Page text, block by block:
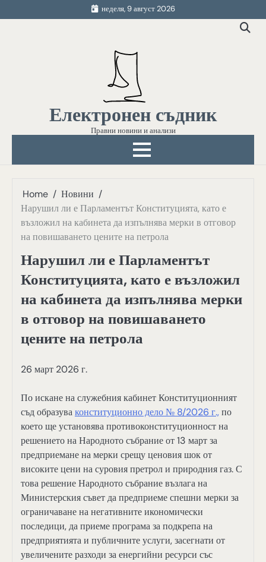
to
неделя, 9 август 2026
Електронен съдник
Правни новини и анализи
Home
Новини
Нарушил ли е Парламентът Конституцията, като е
възложил на кабинета да изпълнява мерки в отговор
на повишаването цените на петрола
Нарушил ли е Парламентът
Конституцията, като е възложил
на кабинета да изпълнява мерки
в отговор на повишаването
цените на петрола
26 март 2026 г.
По искане на служебния кабинет Конституционният
съд образуваконституционно дело № 8/2026 г.,по
което ще установява противоконституционност на
решението на Народното събрание от 13 март за
предприемане на мерки срещу ценовия шок от
високите цени на суровия претрол и природния газ. С
това решение Народното събрание възлага на
Министерския съвет да предприеме спешни мерки за
ограничаване на негативните икономически
последици, да приеме програма за подкрепа на
предприятията и публичните услуги, засегнати от
увеличените разходи за енергийни ресурси със